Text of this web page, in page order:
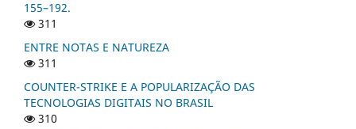
155–192.
311
ENTRE NOTAS E NATUREZA
311
COUNTER-STRIKE E A POPULARIZAÇÃO DAS
TECNOLOGIAS DIGITAIS NO BRASIL
310